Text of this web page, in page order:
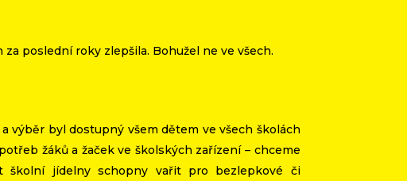
poslední roky zlepšila. Bohužel ne ve všech.
výběr byl dostupný všem dětem ve všech školách
žáků a žaček ve školských zařízení – chceme
školní jídelny schopny vařit pro bezlepkové či